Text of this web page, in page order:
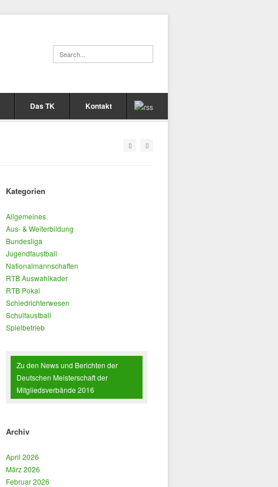
Das TK Kontakt
Kategorien
Allgemeines
Aus- & Weiterbildung
Bundesliga
Jugendfaustball
Nationalmannschaften
RTB Auswahlkader
RTB Pokal
Schiedrichterwesen
Schulfaustball
Spielbetrieb
Zu den News und Berichten der
Deutschen Meisterschaft der
Mitgliedsverbände 2016
Archiv
April 2026
März 2026
Februar 2026